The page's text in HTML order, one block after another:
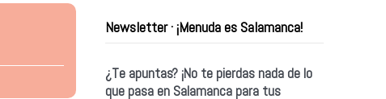
Newsletter · ¡Menuda es Salamanca!
¿Te apuntas? ¡No te pierdas nada de lo
que pasa en Salamanca para tus